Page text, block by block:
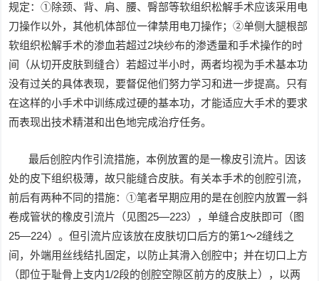
规定：①除颈、背、肩、腰、臀部等软组织松解手术应该采用电
刀操作以外，其他机体部位一律禁用电刀操作；②单侧大腿根部
软组织松解手术的渗血若超过2块纱布的渗透量和手术操作的时
间（从切开皮肤到缝合）若超过半小时，两者均视为手术基本功
没有过关的具体表现，要督促他们努力学习和进一步提高。只有
在这样的小手术中训练成过硬的基本功，才能适应大手术的要求
而表现出技术精湛和出色地完成治疗任务。
最后创腔内作引流措施，本例放置的是一橡皮引流片。因该
处的皮下组织极薄，故只能缝合皮肤。有关本手术的创腔引流，
前后有两种不同的措施：①笔者早期应用的是在创腔内放置一斜
卷成管状的橡皮引流片（见图25—223），单缝合皮肤即可（图
25—224）。但引流片应该放在皮肤切口后方的第1～2缝线之
间，外端用丝线结扎固定，以防止其滑入创腔中；并在切口上方
（即位于耻骨上支内1/2段的创腔空隙区前方的皮肤上），以两